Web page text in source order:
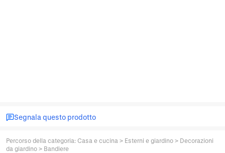
Segnala questo prodotto
Percorso della categoria: Casa e cucina > Esterni e giardino > Decorazioni
da giardino > Bandiere